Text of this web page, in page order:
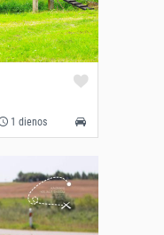
1 dienos